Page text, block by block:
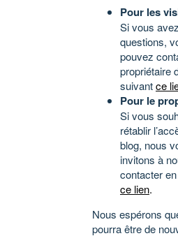
Pour les
Si vous
questions,
pouvez
propriétaire
suivantce
Pour le
Si vous
rétablir
blog, nous
invitons à
contacter
ce lien.
Nous espérons
pourra être de